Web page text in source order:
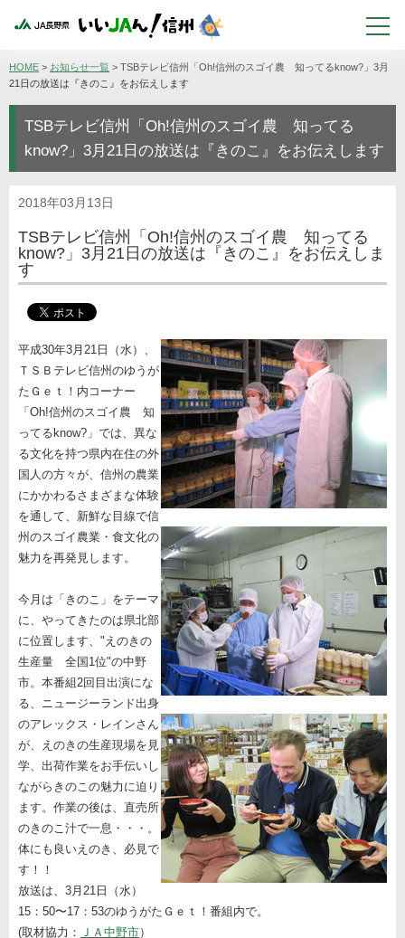
HOME > お知らせ一覧 > TSBテレビ信州「Oh!信州のスゴイ農 知ってるknow?」3月
21日の放送は『きのこ』をお伝えします
TSBテレビ信州「Oh!信州のスゴイ農 知ってる
know?」3月21日の放送は『きのこ』をお伝えします
2018年03月13日
TSBテレビ信州「Oh!信州のスゴイ農 知ってる
know?」3月21日の放送は『きのこ』をお伝えしま
す
平成30年3月21日（水）、
ＴＳＢテレビ信州のゆうが
たＧｅｔ！内コーナー
「Oh!信州のスゴイ農 知
ってるknow?」では、異な
る文化を持つ県内在住の外
国人の方々が、信州の農業
にかかわるさまざまな体験
を通して、新鮮な目線で信
州のスゴイ農業・食文化の
魅力を再発見します。
今月は「きのこ」をテーマ
に、やってきたのは県北部
に位置します、"えのきの
生産量 全国1位"の中野
市。本番組2回目出演にな
る、ニュージーランド出身
のアレックス・レインさん
が、えのきの生産現場を見
学、出荷作業をお手伝いし
ながらきのこの魅力に迫り
ます。作業の後は、直売所
のきのこ汁で一息・・・。
体にも良いえのき、必見で
す！！
放送は、3月21日（水）
15：50〜17：53のゆうがたＧｅｔ！番組内で。
(取材協力： ＪＡ中野市）